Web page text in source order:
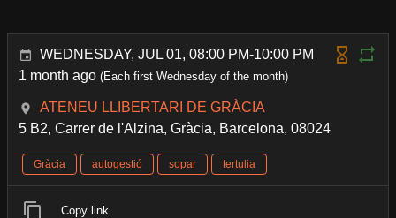
WEDNESDAY, JUL 01, 08:00 PM-10:00 PM
1 month ago (Each first Wednesday of the month)
ATENEU LLIBERTARI DE GRÀCIA
5 B2, Carrer de l'Alzina, Gràcia, Barcelona, 08024
Gràcia autogestió sopar tertulia
Copy link